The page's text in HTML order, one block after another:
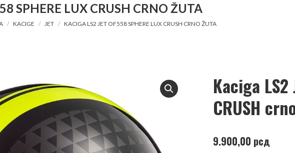
SPHERE LUX CRUSH CRNO ŽUTA
KACIGE JET KACIGA LS2 JET OF558 SPHERE LUX CRUSH CRNO ŽUTA
Kaciga LS2
CRUSH
9.900,00 рсд